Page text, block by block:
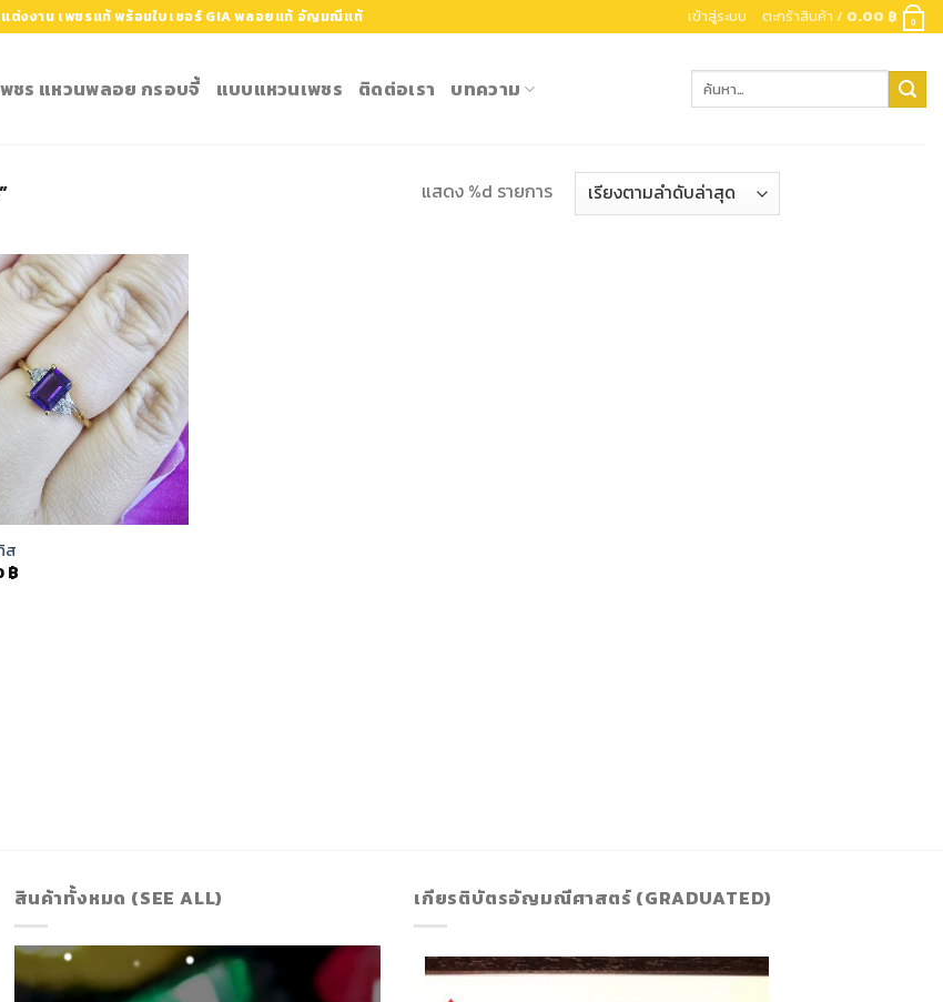
ต่งงาน เพชรแท้ พร้อมใบเซอร์ GIA พลอยแท้ อัญมณีแท้ เข้าสู่ระบบ ตะกร้าสินค้า / 0.00 ฿ 0
ชร แหวนพลอย กรอบจี้ แบบแหวนเพชร ติดต่อเรา บทความ ค้นหา:
แสดง %d รายการ
Add to
Wishlist
ส
฿
สินค้าทั้งหมด (SEE ALL) เกียรติบัตรอัญมณีศาสตร์ (GRADUATED)